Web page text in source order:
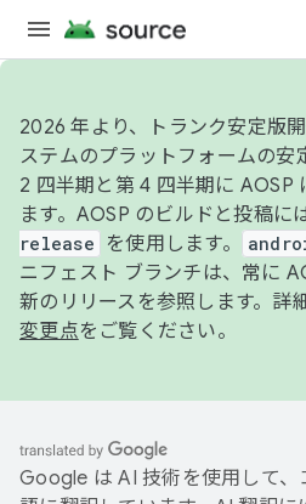
2026 年より、トランク安定版
ステムのプラットフォームの安
2 四半期と第 4 四半期に AOSP
ます。AOSP のビルドと投稿には
release
を使用します。
ニフェスト ブランチは、常に
新のリリースを参照します。詳
変更点をご覧ください。
Google は AI 技術を使用して